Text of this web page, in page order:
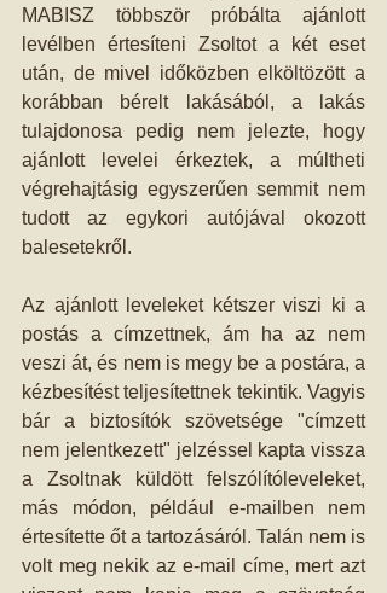
MABISZ többször próbálta ajánlott
levélben értesíteni Zsoltot a két eset
után, de mivel időközben elköltözött a
korábban bérelt lakásából, a lakás
tulajdonosa pedig nem jelezte, hogy
ajánlott levelei érkeztek, a múltheti
végrehajtásig egyszerűen semmit nem
tudott az egykori autójával okozott
balesetekről.
Az ajánlott leveleket kétszer viszi ki a
postás a címzettnek, ám ha az nem
veszi át, és nem is megy be a postára, a
kézbesítést teljesítettnek tekintik. Vagyis
bár a biztosítók szövetsége "címzett
nem jelentkezett" jelzéssel kapta vissza
a Zsoltnak küldött felszólítóleveleket,
más módon, például e-mailben nem
értesítette őt a tartozásáról. Talán nem is
volt meg nekik az e-mail címe, mert azt